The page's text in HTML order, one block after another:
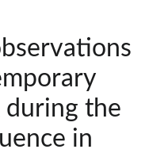
during the
in